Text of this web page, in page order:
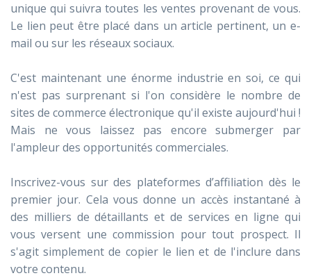
unique qui suivra toutes les ventes provenant de vous.
Le lien peut être placé dans un article pertinent, un e-
mail ou sur les réseaux sociaux.
C'est maintenant une énorme industrie en soi, ce qui
n'est pas surprenant si l'on considère le nombre de
sites de commerce électronique qu'il existe aujourd'hui !
Mais ne vous laissez pas encore submerger par
l'ampleur des opportunités commerciales.
Inscrivez-vous sur des plateformes d’affiliation dès le
premier jour. Cela vous donne un accès instantané à
des milliers de détaillants et de services en ligne qui
vous versent une commission pour tout prospect. Il
s'agit simplement de copier le lien et de l'inclure dans
votre contenu.